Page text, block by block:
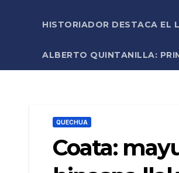
HISTORIADOR DESTACA EL
ALBERTO QUINTANILLA:
QUECHUA
Coata: